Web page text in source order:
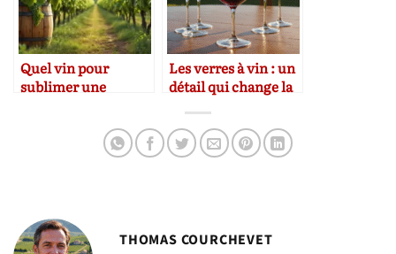
Quel vin pour
sublimer une
Les verres à vin : un
détail qui change la
THOMAS COURCHEVET